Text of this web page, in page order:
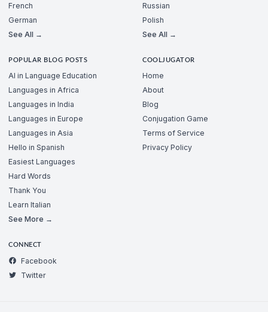
French
German
See All →
Russian
Polish
See All →
POPULAR BLOG POSTS
AI in Language Education
Languages in Africa
Languages in India
Languages in Europe
Languages in Asia
Hello in Spanish
Easiest Languages
Hard Words
Thank You
Learn Italian
See More →
COOLJUGATOR
Home
About
Blog
Conjugation Game
Terms of Service
Privacy Policy
CONNECT
Facebook
Twitter